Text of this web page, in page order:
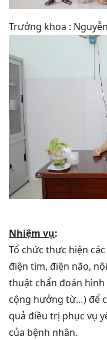
Trưởng khoa :
Nhiệm vụ:
Tổ chức thực hiện
điện tim, điện não,
thuật chẩn đoán hình
cộng hưởng từ…) để
quả điều trị phục vụ
của bệnh nhân.